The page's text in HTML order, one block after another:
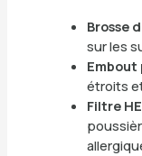
Brosse
sur les
Embout
étroits
Filtre